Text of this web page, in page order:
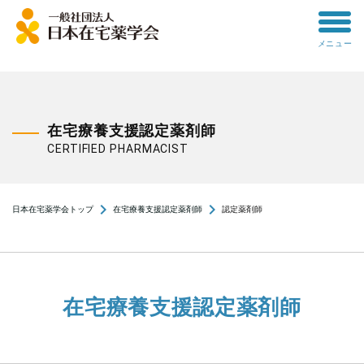
toggle
メニュー
在宅療養支援認定薬剤師
CERTIFIED PHARMACIST
日本在宅薬学会トップnavigate_next 在宅療養支援認定薬剤師 navigate_next 認定薬剤師
在宅療養支援認定薬剤師